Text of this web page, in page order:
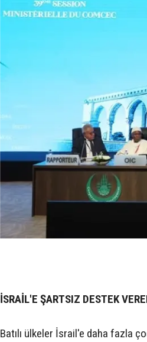
İSRAİL'E ŞARTSIZ DESTEK
Batılı ülkeler İsrail'e daha fazla